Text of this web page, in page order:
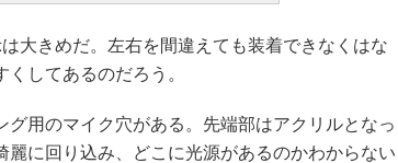
きめだ。左右を間違えても装着できなくはな
してあるのだろう。
用のマイク穴がある。先端部はアクリルとなっ
に回り込み、どこに光源があるのかわからない